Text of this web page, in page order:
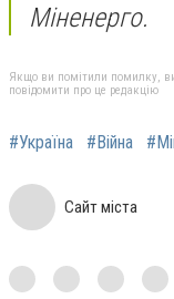
Міненерго.
Якщо ви помітили помилку,
повідомити про це редакцію
#Україна #Війна
Сайт міста